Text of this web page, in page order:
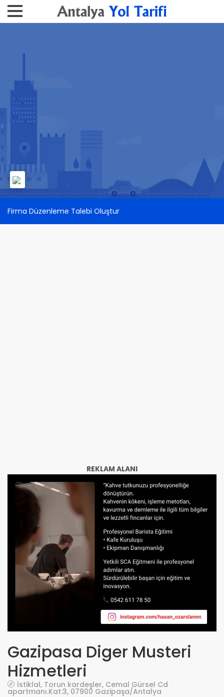
Firma Düzenleme Talebi Oluştur
REKLAM ALANI
Gazipasa Diger Musteri
Hizmetleri
İstiklal, Torun kardeşler, Cemal Gürsel Cd
apartmanı.Kat:3, 07900 Gazipaşa/Antalya